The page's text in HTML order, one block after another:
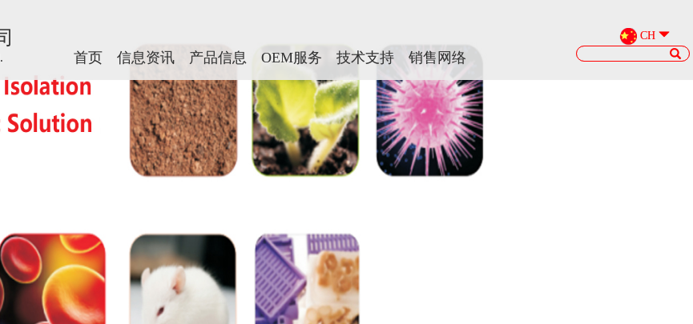
CH
首页 信息资讯 产品信息 OEM服务 技术支持 销售网络
CH
首页 信息资讯 产品信息 OEM服务 技术支持 销售网络